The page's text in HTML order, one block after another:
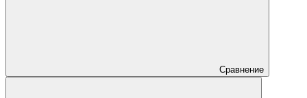
Сравнение